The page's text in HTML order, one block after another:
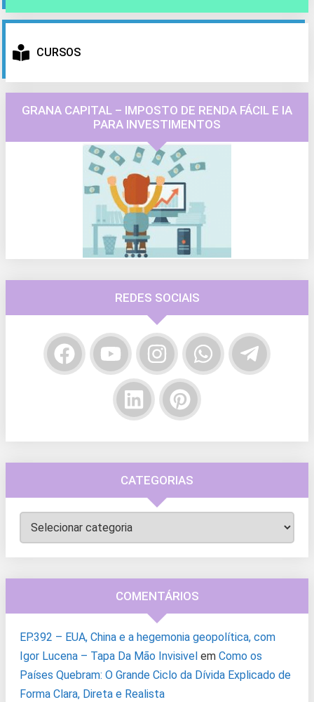
CURSOS
GRANA CAPITAL – IMPOSTO DE RENDA FÁCIL E IA
PARA INVESTIMENTOS
REDES SOCIAIS
CATEGORIAS
Categorias
COMENTÁRIOS
EP.392 – EUA, China e a hegemonia geopolítica, com
Igor Lucena – Tapa Da Mão Invisivel em Como os
Países Quebram: O Grande Ciclo da Dívida Explicado de
Forma Clara, Direta e Realista